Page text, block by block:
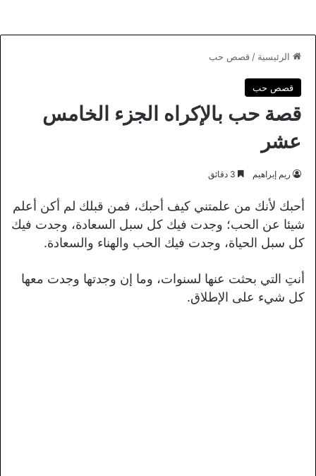
الرئيسية / قصص حب
قصص حب
قصة حب بالإكراه الجزء الخامس
عشر
ريم إبراهيم
أحبك لأنك من علمتني كيف أحبك، فمن قبلك لم أكن أعلم
شيئا عن الحب؛ وجدت فيك كل سبل السعادة، وجدت فيك
كل سبل الحياة، وجدت فيك الحب والهناء والسعادة.
أنتِ التي بحثت عنها لسنوات، وما إن وجدتها وجدت معها
كل شيء على الإطلاق.